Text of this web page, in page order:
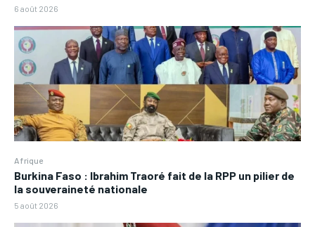
6 août 2026
Afrique
Burkina Faso : Ibrahim Traoré fait de la RPP un pilier de
la souveraineté nationale
5 août 2026